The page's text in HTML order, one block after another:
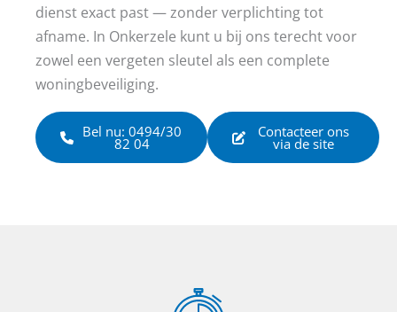
dienst exact past — zonder verplichting tot
afname. In Onkerzele kunt u bij ons terecht voor
zowel een vergeten sleutel als een complete
woningbeveiliging.
Bel nu: 0494/30
82 04
Contacteer ons
via de site